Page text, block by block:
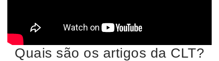
Quais são os artigos da CLT?